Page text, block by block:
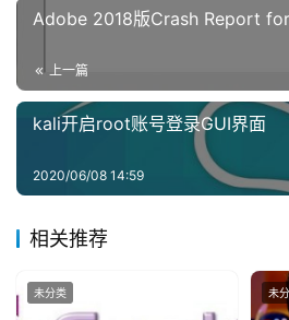
讯
主
机
荐
Adobe 2018版Crash Report
上一篇
kali开启root账号登录GUI界面
2020/06/08 14:59
相关推荐
未分类 未